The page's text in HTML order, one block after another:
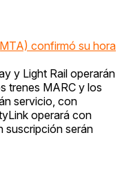
confirmó su hora
y Light Rail operarán
trenes MARC y los
servicio, con
operará con
suscripción serán